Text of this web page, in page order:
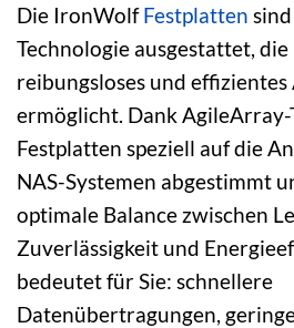
Die IronWolfFestplatten
Technologie ausgestattet,
reibungsloses und
ermöglicht. Dank
Festplatten speziell auf die
NAS-Systemen abgestimmt
optimale Balance zwischen
Zuverlässigkeit und
bedeutet für Sie: schnellere
Datenübertragungen,